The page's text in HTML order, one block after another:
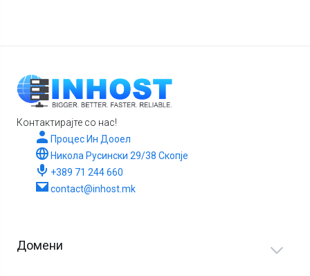
Контактирајте со нас!
Процес Ин Дооел
Никола Русински 29/38 Скопје
+389 71 244 660
contact@inhost.mk
Домени